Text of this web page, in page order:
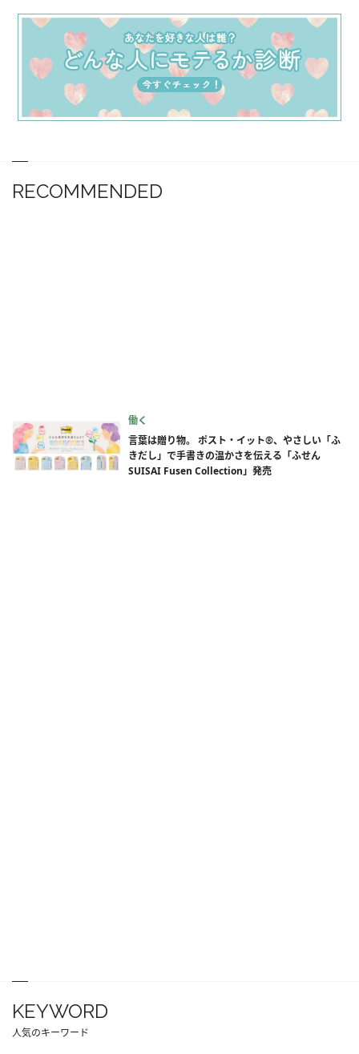
RECOMMENDED
働く
言葉は贈り物。 ポスト・イット®、やさしい「ふ
きだし」で手書きの温かさを伝える「ふせん
SUISAI Fusen Collection」発売
KEYWORD
人気のキーワード